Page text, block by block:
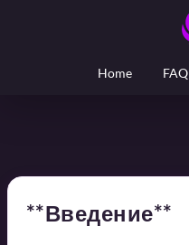
Home FAQ
**Введение**